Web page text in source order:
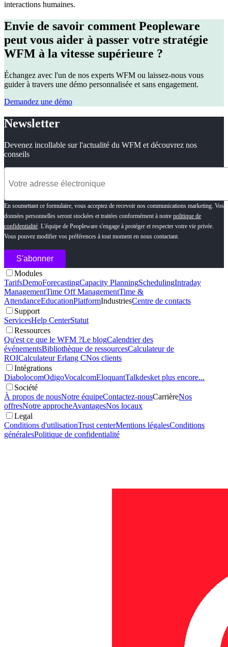
interactions humaines.
Envie de savoir comment Peopleware
peut vous aider à passer votre stratégie
WFM à la vitesse supérieure ?
Échangez avec l'un de nos experts WFM ou laissez-nous vous
guider à travers une démo personnalisée et sans engagement.
Demandez une démo
Newsletter
Devenez incollable sur l'actualité du WFM et découvrez nos
conseils
En soumettant ce formulaire, vous acceptez de recevoir nos communications marketing. Vos
données personnelles seront stockées et traitées conformément à notre politique de
confidentialité. L'équipe de Peopleware s'engage à protéger et respecter votre vie privée.
Vous pouvez modifier vos préférences à tout moment en nous contactant.
Modules
TarifsDemoForecastingCapacity PlanningSchedulingIntraday
ManagementTime Off ManagementTime &
AttendanceEducationPlatformIndustriesCentre de contacts
Support
ServicesHelp CenterStatut
Ressources
Qu'est ce que le WFM ?Le blogCalendrier des
événementsBibliothèque de ressourcesCalculateur de
ROICalculateur Erlang CNos clients
Intégrations
DiabolocomOdigoVocalcomEloquantTalkdesket plus encore...
Société
À propos de nousNotre équipeContactez-nousCarrièreNos
offresNotre approcheAvantagesNos locaux
Legal
Conditions d'utilisationTrust centerMentions légalesConditions
généralesPolitique de confidentialité